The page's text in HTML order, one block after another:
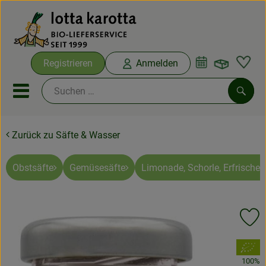
Registrieren Anmelden
Mobiles Menu öffnen oder
Ökokisten
Bio-Kochboxen
Ökokisten
Zurück zu Säfte & Wasser
Obstsäfte Gemüsesäfte Limonade, Schorle,
, Verband:
100%